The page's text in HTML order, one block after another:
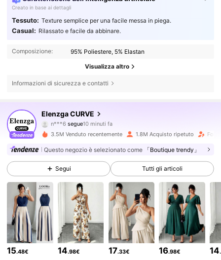
Creato in base ai dettagli
Tessuto: Texture semplice per una facile messa in piega.
Casual: Rilassato e facile da abbinare.
Composizione: 95% Poliestere, 5% Elastan
Visualizza altro
Informazioni di sicurezza e contatti
Elenzga CURVE
652K Follower
n***6segue10 minuti fa
A***ista navigando
4.73
652K Follower
4.73 652K Follower
4.73 652K Follower
4.73 652K Follower
3.5M Venduto recentemente 1.8M Acquisto ripetuto
Questo negozio è selezionato come 「Boutique trendy」
Segui Tutti gli articoli
15.48€ 14.98€ 17.33€ 16.98€ 14